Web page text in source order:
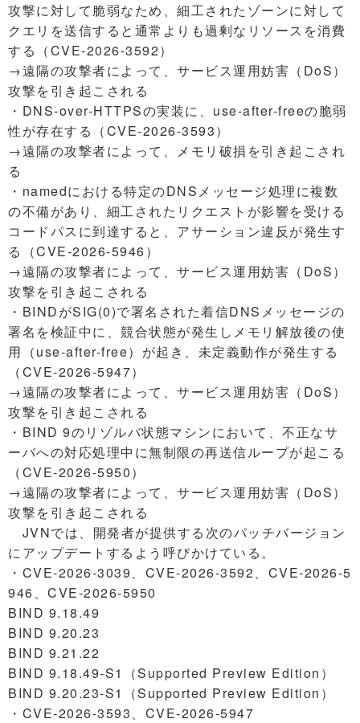
攻撃に対して脆弱なため、細工されたゾーンに対して
クエリを送信すると通常よりも過剰なリソースを消費
する（CVE-2026-3592）
→遠隔の攻撃者によって、サービス運用妨害（DoS）
攻撃を引き起こされる
・DNS-over-HTTPSの実装に、use-after-freeの脆弱
性が存在する（CVE-2026-3593）
→遠隔の攻撃者によって、メモリ破損を引き起こされ
る
・namedにおける特定のDNSメッセージ処理に複数
の不備があり、細工されたリクエストが影響を受ける
コードパスに到達すると、アサーション違反が発生す
る（CVE-2026-5946）
→遠隔の攻撃者によって、サービス運用妨害（DoS）
攻撃を引き起こされる
・BINDがSIG(0)で署名された着信DNSメッセージの
署名を検証中に、競合状態が発生しメモリ解放後の使
用（use-after-free）が起き、未定義動作が発生する
（CVE-2026-5947）
→遠隔の攻撃者によって、サービス運用妨害（DoS）
攻撃を引き起こされる
・BIND 9のリゾルバ状態マシンにおいて、不正なサ
ーバへの対応処理中に無制限の再送信ループが起こる
（CVE-2026-5950）
→遠隔の攻撃者によって、サービス運用妨害（DoS）
攻撃を引き起こされる
JVNでは、開発者が提供する次のパッチバージョン
にアップデートするよう呼びかけている。
・CVE-2026-3039、CVE-2026-3592、CVE-2026-5
946、CVE-2026-5950
BIND 9.18.49
BIND 9.20.23
BIND 9.21.22
BIND 9.18.49-S1（Supported Preview Edition）
BIND 9.20.23-S1（Supported Preview Edition）
・CVE-2026-3593、CVE-2026-5947